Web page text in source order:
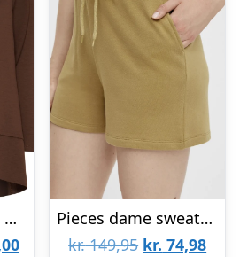
Marta du Chateau dame sweatshirt MdcPine 85783-1 – Moro18
Den
Pieces dame sweatshorts PCCHILLI SUMMER – Khaki
kr.149,95 Den
kr. 74,98Den